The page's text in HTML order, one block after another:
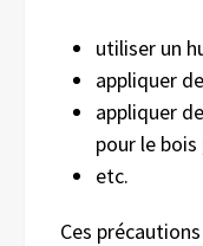
utiliser un
appliquer
appliquer
pour le bois
etc.
Ces